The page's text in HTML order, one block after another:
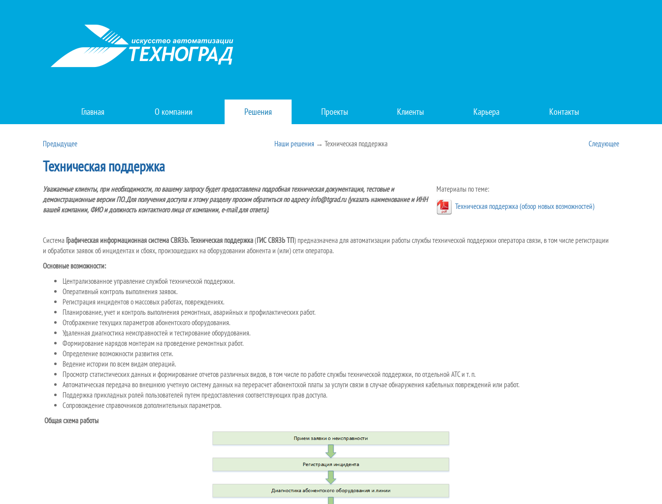
Главная О компании Решения Проекты Клиенты Карьера Контакты
Предыдущее Наши решения → Техническая поддержка Следующее
Техническая поддержка
Материалы по теме:
Техническая поддержка (обзор новых возможностей)
Уважаемые клиенты, при необходимости, по вашему запросу будет предоставлена подробная техническая документация, тестовые и
демонстрационные версии ПО. Для получения доступа к этому разделу просим обратиться по адресу info@tgrad.ru (указать наименование и ИНН
вашей компании, ФИО и должность контактного лица от компании, e-mail для ответа).
Система Графическая информационная система СВЯЗЬ. Техническая поддержка(ГИС СВЯЗЬ ТП) предназначена для автоматизации работы службы технической поддержки оператора связи, в том числе регистрации
и обработки заявок об инцидентах и сбоях, произошедших на оборудовании абонента и (или) сети оператора.
Основные возможности:
Централизованное управление службой технической поддерж­ки.
Оперативный контроль выполнения заявок.
Регистрация инцидентов о массовых работах, повреждениях.
Планирование, учет и контроль выполнения ремонтных, аварийных и профилактических работ.
Отображение текущих параметров абонентского оборудования.
Удаленная диагностика неисправностей и тестирование оборудования.
Формирование нарядов монтерам на проведение ремонтных работ.
Определение возможности развития сети.
Ведение истории по всем видам операций.
Просмотр статистических данных и формирование отчетов различных видов, втом числе по работе службы технической поддержки, поотдельной АТС и т. п.
Автоматическая передача во внешнюю учетную систему данных на перерасчет абонентской платы зауслуги связи вслучае обнаружения кабельных повреждений или работ.
Поддержка прикладных ролей пользователей путем предоставления соответствующих прав доступа.
Сопровождение справочников дополнительных параметров.
Общая схема работы